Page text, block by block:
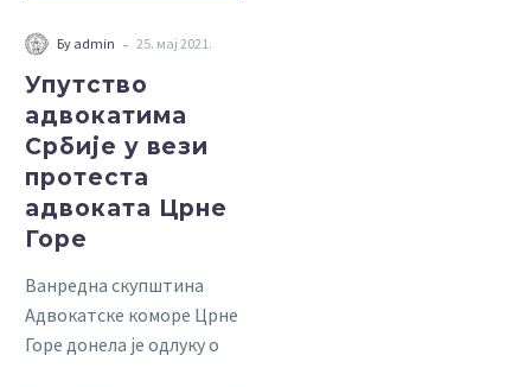
Бy admin - 25. мај 2021.
Упутство
адвокатима
Србије у вези
протеста
адвоката Црне
Горе
Ванредна скупштина
Адвокатске коморе Црне
Горе донела је одлуку о